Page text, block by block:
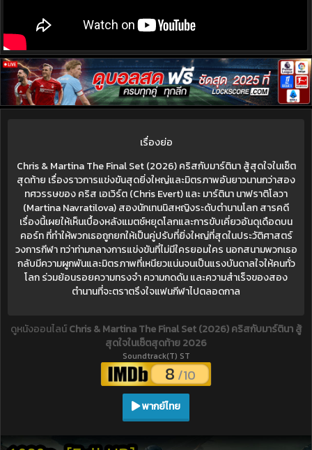
เรื่องย่อ
Chris & Martina The Final Set (2026) คริสกับมาร์ตินา สู้สุดใจในเซ็ต
สุดท้าย เรื่องราวการแข่งขันสุดยิ่งใหญ่และมิตรภาพอันยาวนานกว่าสอง
ทศวรรษของ คริส เอเวิร์ต (Chris Evert) และ มาร์ตินา นาฟราติโลวา
(Martina Navratilova) สองนักเทนนิสหญิงระดับตำนานโลก สารคดี
เรื่องนี้เผยให้เห็นเบื้องหลังแมตช์หยุดโลกและการขับเคี่ยวอันดุเดือดบน
คอร์ท ที่ทำให้พวกเธอถูกยกให้เป็นคู่ปรับที่ยิ่งใหญ่ที่สุดในประวัติศาสตร์
วงการกีฬา ทว่าท่ามกลางการแข่งขันที่ไม่มีใครยอมใคร นอกสนามพวกเธอ
กลับมีความผูกพันและมิตรภาพที่เหนียวแน่นจนเป็นแรงบันดาลใจให้คนทั่ว
โลก ร่วมย้อนรอยความทรงจำ ความกดดัน และความสำเร็จของสอง
ตำนานที่จะตราตรึงใจแฟนกีฬาไปตลอดกาล
ดูหนังออนไลน์Chris & Martina The Final Set (2026) คริสกับมาร์ตินา สู้
สุดใจในเซ็ตสุดท้าย 2026
Soundtrack(T) ST
8 /10
พากย์ไทย